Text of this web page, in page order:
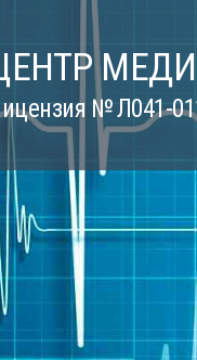
№ Л041-